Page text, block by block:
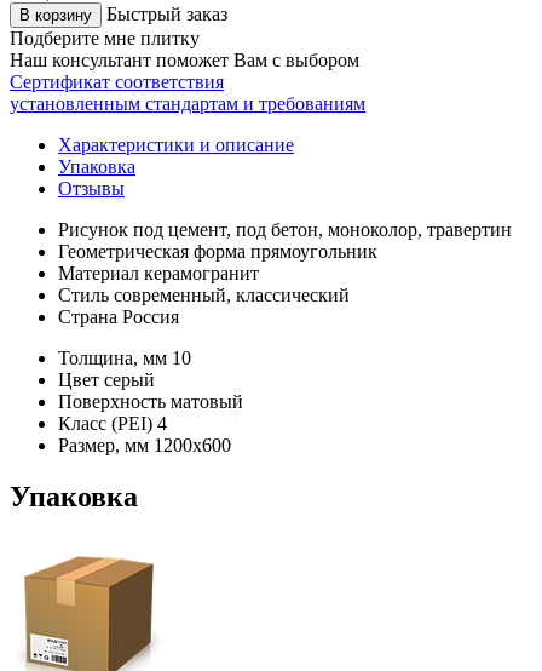
В корзину
Быстрый заказ
Подберите мне плитку
Наш консультант поможет Вам с выбором
Сертификат соответствия
установленным стандартам и требованиям
Характеристики и описание
Упаковка
Отзывы
Рисунок под цемент, под бетон, моноколор, травертин
Геометрическая форма прямоугольник
Материал керамогранит
Стиль современный, классический
Страна Россия
Толщина, мм 10
Цвет серый
Поверхность матовый
Класс (PEI) 4
Размер, мм 1200х600
Упаковка